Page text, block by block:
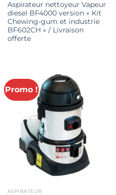
Aspirateur nettoyeur Vapeur
diesel BF4000 version « Kit
Chewing-gum et industrie
BF602CH » / Livraison
offerte
Promo !
ASPIRATEUR